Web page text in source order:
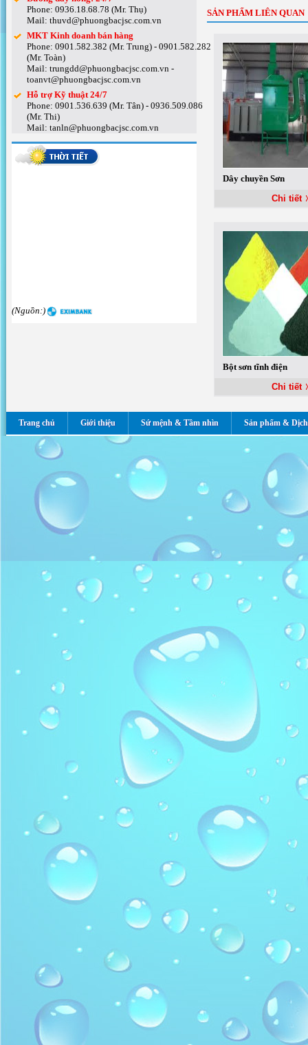
Phone: 0936.18.68.78 (Mr. Thụ)
Mail: thuvd@phuongbacjsc.com.vn
MKT Kinh doanh bán hàng
Phone: 0901.582.382 (Mr. Trung) - 0901.582.282
(Mr. Toàn)
Mail: trungdd@phuongbacjsc.com.vn -
toanvt@phuongbacjsc.com.vn
Hỗ trợ Kỹ thuật 24/7
Phone: 0901.536.639 (Mr. Tân) - 0936.509.086
(Mr. Thi)
Mail: tanln@phuongbacjsc.com.vn
(Nguồn:)
SẢN PHẨM LIÊN QUAN
Dây chuyền Sơn
Chi tiết
Bột sơn tĩnh điện
Chi tiết
Trang chủ Giới thiệu Sứ mệnh & Tầm nhìn Sản phẩm &